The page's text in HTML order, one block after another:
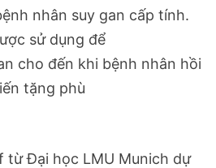
nhân suy gan cấp tính.
sử dụng để
cho đến khi bệnh nhân hồi
tặng phù
từ Đại học LMU Munich dự